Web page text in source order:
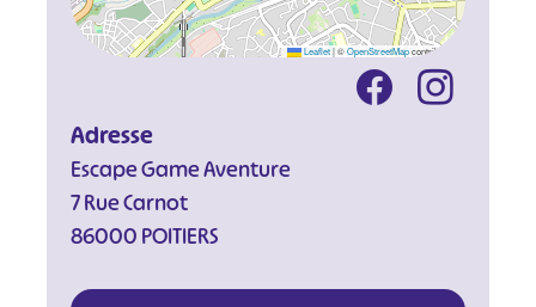
Leaflet |©OpenStreetMapcontributors
Adresse
Escape Game Aventure
7 Rue Carnot
86000 POITIERS